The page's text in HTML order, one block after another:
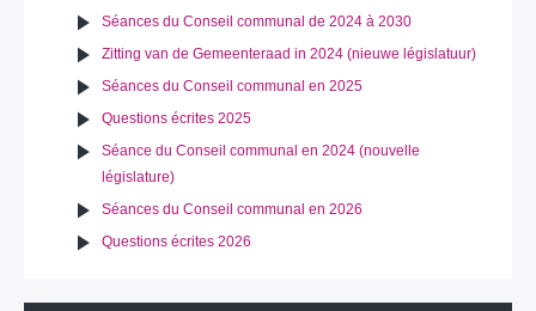
Séances du Conseil communal de 2024 à 2030
Zitting van de Gemeenteraad in 2024 (nieuwe législatuur)
Séances du Conseil communal en 2025
Questions écrites 2025
Séance du Conseil communal en 2024 (nouvelle
législature)
Séances du Conseil communal en 2026
Questions écrites 2026